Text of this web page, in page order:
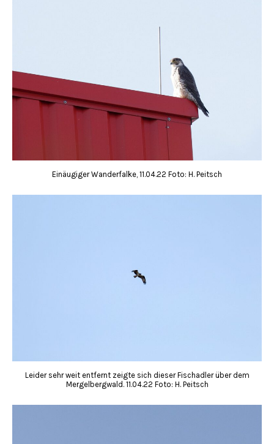
Einäugiger Wanderfalke, 11.04.22 Foto: H. Peitsch
Leider sehr weit entfernt zeigte sich dieser Fischadler über dem
Mergelbergwald. 11.04.22 Foto: H. Peitsch